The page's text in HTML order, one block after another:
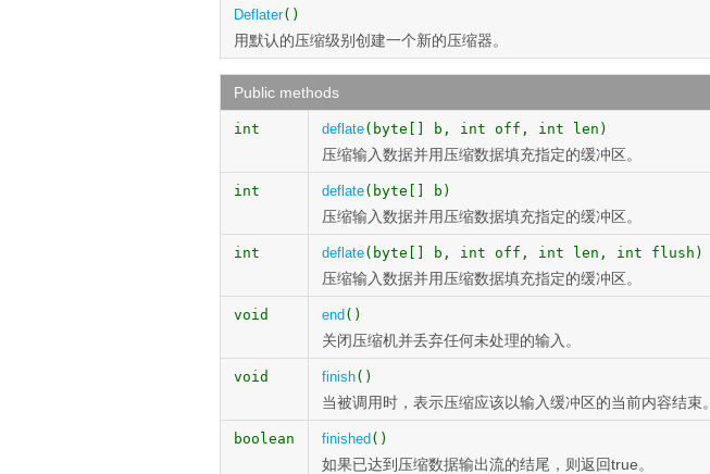
Deflater()
用默认的压缩级别创建一个新的压缩器。
Public methods
int deflate(byte[] b, int off, int len)
压缩输入数据并用压缩数据填充指定的缓冲区。
int deflate(byte[] b)
压缩输入数据并用压缩数据填充指定的缓冲区。
int deflate(byte[] b, int off, int len, int flush)
压缩输入数据并用压缩数据填充指定的缓冲区。
void end ()
关闭压缩机并丢弃任何未处理的输入。
void finish()
当被调用时，表示压缩应该以输入缓冲区的当前内容结束。
boolean finished ()
如果已达到压缩数据输出流的结尾，则返回true。